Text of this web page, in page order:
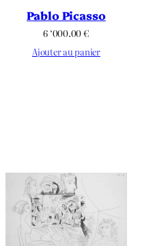
Pablo Picasso
6 ‘000.00€
Ajouter au panier